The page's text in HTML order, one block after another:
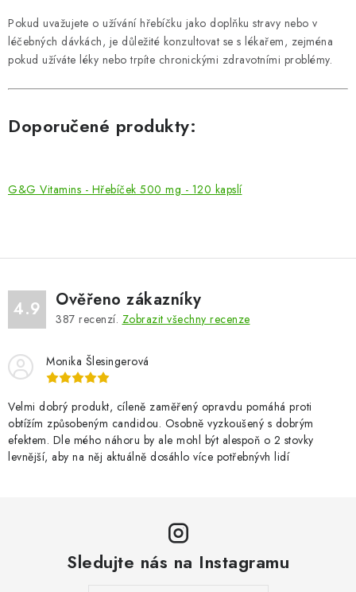
Pokud uvažujete o užívání hřebíčku jako doplňku stravy nebo v
léčebných dávkách, je důležité konzultovat se s lékařem, zejména
pokud užíváte léky nebo trpíte chronickými zdravotními problémy.
Doporučené produkty:
G&G Vitamins - Hřebíček 500 mg - 120 kapslí
4.9 Ověřeno zákazníky
387 recenzí. Zobrazit všechny recenze
Monika Šlesingerová
Velmi dobrý produkt, cíleně zaměřený opravdu pomáhá proti
obtížím způsobeným candidou. Osobně vyzkoušený s dobrým
efektem. Dle mého náhoru by ale mohl být alespoň o 2 stovky
levnější, aby na něj aktuálně dosáhlo více potřebnývh lidí
Sledujte nás na Instagramu